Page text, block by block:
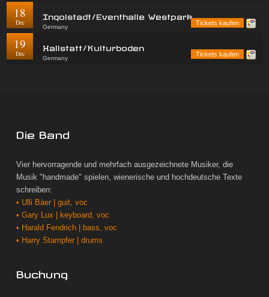
18
Dec
Ingolstadt/Eventhalle Westpark
Germany
Tickets kaufen
19
Dec
Hallstatt/Kulturboden
Germany
Tickets kaufen
Die Band
Vier hervorragende und mehrfach ausgezeichnete Musiker, die
Musik "handmade" spielen, wienerische und hochdeutsche Texte
schreiben:
• Ulli Bäer | guit, voc
• Gary Lux | keyboard, voc
• Harald Fendrich | bass, voc
• Harry Stampfer | drums
Buchung